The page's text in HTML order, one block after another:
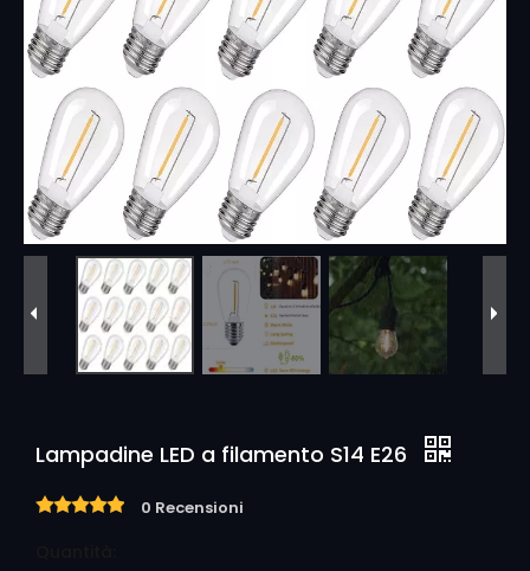
Lampadine LED a filamento S14 E26
0 Recensioni